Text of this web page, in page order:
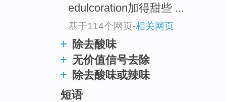
edulcoration加得甜些 ...
基于114个网页-相关网页
除去酸味
无价值信号去除
除去酸味或辣味
短语